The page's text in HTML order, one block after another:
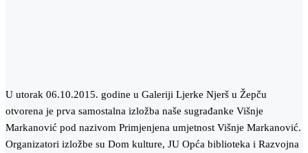
U utorak 06.10.2015. godine u Galeriji Ljerke Njerš u Žepču
otvorena je prva samostalna izložba naše sugrađanke Višnje
Markanović pod nazivom Primjenjena umjetnost Višnje Markanović.
Organizatori izložbe su Dom kulture, JU Opća biblioteka i Razvojna